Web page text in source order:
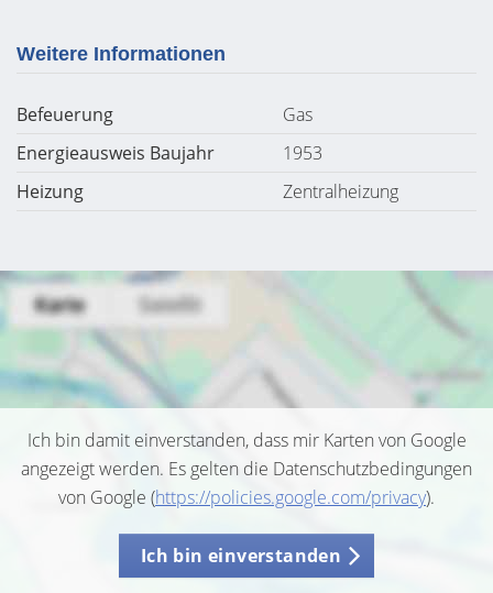
Weitere Informationen
Befeuerung
Gas
Energieausweis Baujahr
1953
Heizung
Zentralheizung
Ich bin damit einverstanden, dass mir Karten von Google
angezeigt werden. Es gelten die Datenschutzbedingungen
von Google (https://policies.google.com/privacy).
Ich bin einverstanden